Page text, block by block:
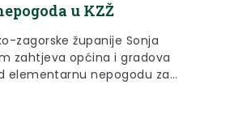
u KZŽ
zagorske županije Sonja
zahtjeva općina i gradova
elementarnu nepogodu za
Sela, Bedekovčina, Hum